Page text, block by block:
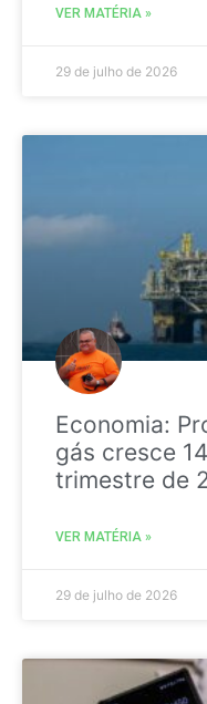
VER MATÉRIA »
29 de julho de 2026
Economia:
gás cresce
trimestre de
VER MATÉRIA »
29 de julho de 2026